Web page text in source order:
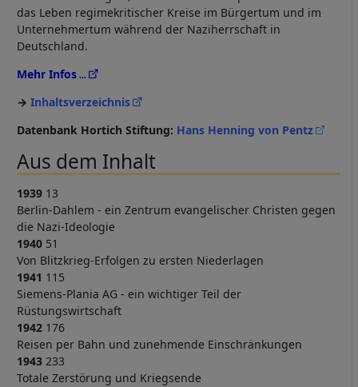
das Leben regimekritischer Kreise im Bürgertum und im
Unternehmertum während der Naziherrschaft in
Deutschland.
Mehr Infos
Inhaltsverzeichnis
Datenbank Hortich Stiftung: Hans Henning von Pentz
Aus dem Inhalt
1939 13
Berlin-Dahlem - ein Zentrum evangelischer Christen gegen
die Nazi-Ideologie
1940 51
Von Blitzkrieg-Erfolgen zu ersten Niederlagen
1941 115
Siemens-Plania AG - ein wichtiger Teil der
Rüstungswirtschaft
1942 176
Reisen per Bahn und zunehmende Einschränkungen
1943 233
Totale Zerstörung und Kriegsende